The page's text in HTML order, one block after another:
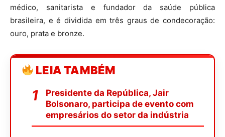
médico, sanitarista e fundador da saúde pública
brasileira, e é dividida em três graus de condecoração:
ouro, prata e bronze.
LEIA TAMBÉM
Presidente da República, Jair
Bolsonaro, participa de evento com
empresários do setor da indústria